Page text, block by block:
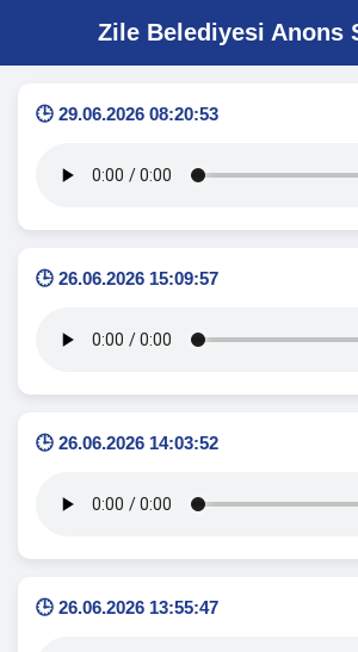
Zile Belediyesi Anons
🕒 29.06.2026 08:20:53
🕒 26.06.2026 15:09:57
🕒 26.06.2026 14:03:52
🕒 26.06.2026 13:55:47